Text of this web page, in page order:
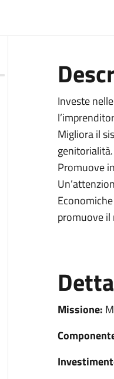
Investe
Migliora il
genitorialità.
Promuove
promuove il
Missione: